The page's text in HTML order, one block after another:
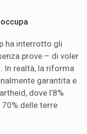
ha interrotto gli
prove – di voler
In realtà, la riforma
garantita e
dove l’8%
delle terre